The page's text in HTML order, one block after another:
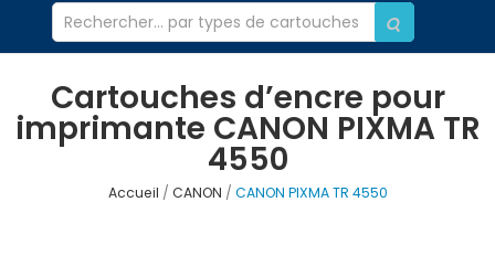
Cartouches d’encre pour
imprimante CANON PIXMA TR
4550
Accueil CANON CANON PIXMA TR 4550